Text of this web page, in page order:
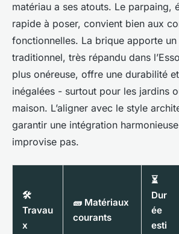
matériau a ses atouts. Le parpaing,
rapide à poser, convient bien aux
fonctionnelles. La brique apporte
traditionnel, très répandu dans
plus onéreuse, offre une durabilité
inégalées - surtout pour les jardins
maison. L’aligner avec le style
garantir une intégration
improvise pas.
🛠️
Travau
x
🧱 Matériaux
courants
⏳
Dur
ée
esti